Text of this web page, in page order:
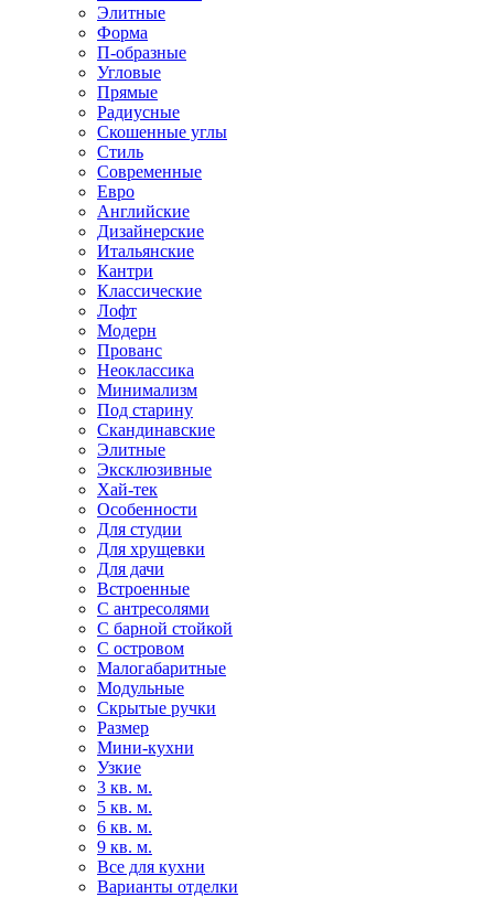
Элитные
Форма
П-образные
Угловые
Прямые
Радиусные
Скошенные углы
Стиль
Современные
Евро
Английские
Дизайнерские
Итальянские
Кантри
Классические
Лофт
Модерн
Прованс
Неоклассика
Минимализм
Под старину
Скандинавские
Элитные
Эксклюзивные
Хай-тек
Особенности
Для студии
Для хрущевки
Для дачи
Встроенные
С антресолями
С барной стойкой
С островом
Малогабаритные
Модульные
Скрытые ручки
Размер
Мини-кухни
Узкие
3 кв. м.
5 кв. м.
6 кв. м.
9 кв. м.
Все для кухни
Варианты отделки